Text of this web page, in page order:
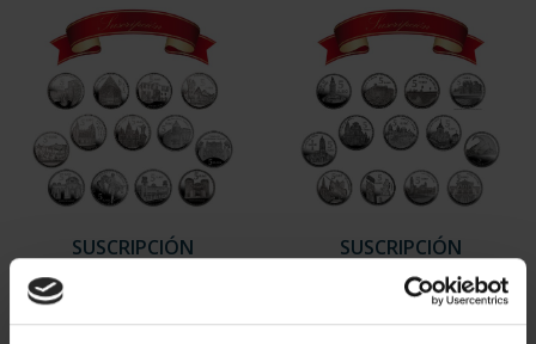
SUSCRIPCIÓN
949,00 €
SUSCRIPCIÓN
CAPITALES DE
PROVINCIA 2
949,00 €